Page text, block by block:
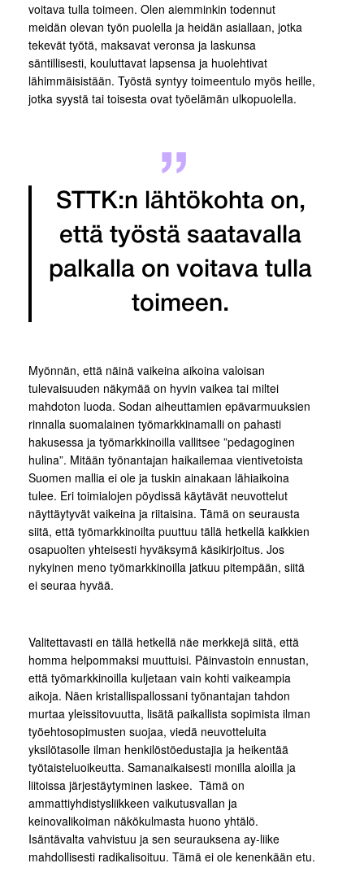
voitava tulla toimeen. Olen aiemminkin todennut
meidän olevan työn puolella ja heidän asiallaan, jotka
tekevät työtä, maksavat veronsa ja laskunsa
säntillisesti, kouluttavat lapsensa ja huolehtivat
lähimmäisistään. Työstä syntyy toimeentulo myös heille,
jotka syystä tai toisesta ovat työelämän ulkopuolella.
STTK:n lähtökohta on,
että työstä saatavalla
palkalla on voitava tulla
toimeen.
Myönnän, että näinä vaikeina aikoina valoisan
tulevaisuuden näkymää on hyvin vaikea tai miltei
mahdoton luoda. Sodan aiheuttamien epävarmuuksien
rinnalla suomalainen työmarkkinamalli on pahasti
hakusessa ja työmarkkinoilla vallitsee ”pedagoginen
hulina”. Mitään työnantajan haikailemaa vientivetoista
Suomen mallia ei ole ja tuskin ainakaan lähiaikoina
tulee. Eri toimialojen pöydissä käytävät neuvottelut
näyttäytyvät vaikeina ja riitaisina. Tämä on seurausta
siitä, että työmarkkinoilta puuttuu tällä hetkellä kaikkien
osapuolten yhteisesti hyväksymä käsikirjoitus. Jos
nykyinen meno työmarkkinoilla jatkuu pitempään, siitä
ei seuraa hyvää.
Valitettavasti en tällä hetkellä näe merkkejä siitä, että
homma helpommaksi muuttuisi. Päinvastoin ennustan,
että työmarkkinoilla kuljetaan vain kohti vaikeampia
aikoja. Näen kristallispallossani työnantajan tahdon
murtaa yleissitovuutta, lisätä paikallista sopimista ilman
työehtosopimusten suojaa, viedä neuvotteluita
yksilötasolle ilman henkilöstöedustajia ja heikentää
työtaisteluoikeutta. Samanaikaisesti monilla aloilla ja
liitoissa järjestäytyminen laskee. Tämä on
ammattiyhdistysliikkeen vaikutusvallan ja
keinovalikoiman näkökulmasta huono yhtälö.
Isäntävalta vahvistuu ja sen seurauksena ay-liike
mahdollisesti radikalisoituu. Tämä ei ole kenenkään etu.